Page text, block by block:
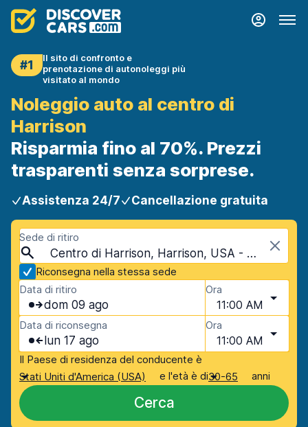
#1
Il sito di confronto e
prenotazione di autonoleggi più
visitato al mondo
Noleggio auto al centro di
Harrison
Risparmia fino al 70%. Prezzi
trasparenti senza sorprese.
Assistenza 24/7 Cancellazione gratuita
Sede di ritiro
Centro di Harrison, Harrison, USA - Arkansas
Riconsegna nella stessa sede
Data di ritiro
dom 09 ago
Ora
11:00 AM
Data di riconsegna
lun 17 ago
Ora
11:00 AM
Il Paese di residenza del conducente è
Stati Uniti d'America (USA)
e l'età è di30-65 anni
Cerca